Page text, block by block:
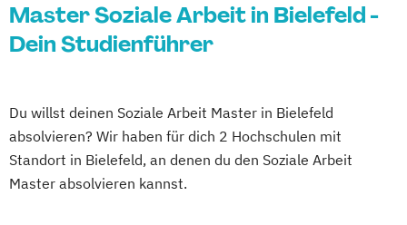
Master Soziale Arbeit in Bielefeld -
Dein Studienführer
Du willst deinen Soziale Arbeit Master in Bielefeld
absolvieren? Wir haben für dich 2 Hochschulen mit
Standort in Bielefeld, an denen du den Soziale Arbeit
Master absolvieren kannst.